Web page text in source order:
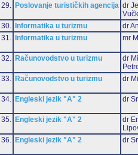
29.
Poslovanje turističkih agencija dr
30.
Informatika u turizmu
dr
31.
Informatika u turizmu mr
32. Računovodstvo u turizmu
dr
33.
Računovodstvo u turizmu dr
34. Engleski jezik "A" 2 dr
35. Engleski jezik "A" 2
dr
36.
Engleski jezik "A" 2 dr